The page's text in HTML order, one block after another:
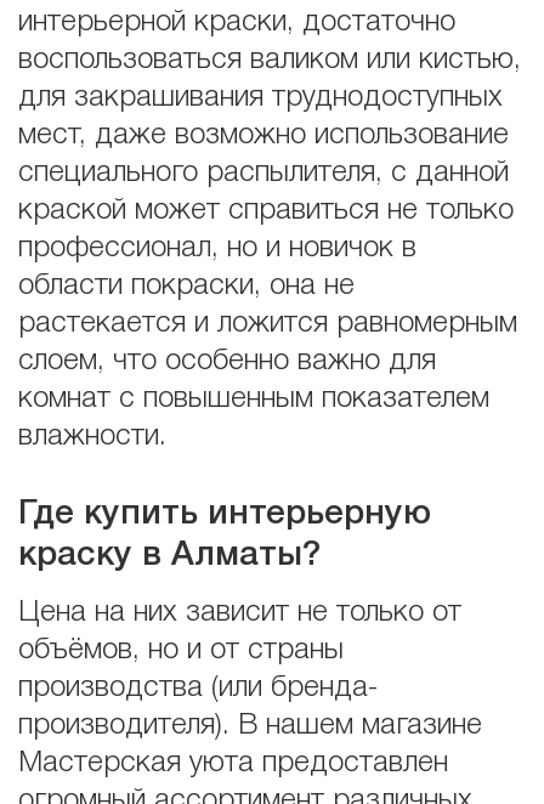
интерьерной краски, достаточно
воспользоваться валиком или кистью,
для закрашивания труднодоступных
мест, даже возможно использование
специального распылителя, с данной
краской может справиться не только
профессионал, но и новичок в
области покраски, она не
растекается и ложится равномерным
слоем, что особенно важно для
комнат с повышенным показателем
влажности.
Где купить интерьерную
краску в Алматы?
Цена на них зависит не только от
объёмов, но и от страны
производства (или бренда-
производителя). В нашем магазине
Мастерская уюта предоставлен